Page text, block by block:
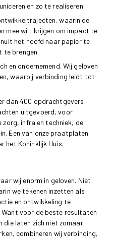
en zo te realiseren.
waarin de
mee wilt krijgen om impact te
het hoofd naar papier te
te brengen.
en ondernemend. Wij geloven
waarbij verbinding leidt tot
dan 400 opdrachtgevers
uitgevoerd, voor
infra en techniek, de
Een van onze praatplaten
het Koninklijk Huis.
wij enorm in geloven. Niet
we tekenen inzetten als
en ontwikkeling te
Want voor de beste resultaten
die laten zich niet zomaar
combineren wij verbinding,